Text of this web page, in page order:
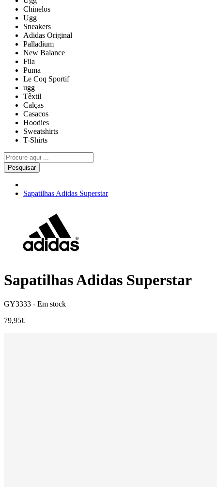
Chinelos
Ugg
Sneakers
Adidas Original
Palladium
New Balance
Fila
Puma
Le Coq Sportif
ugg
Têxtil
Calças
Casacos
Hoodies
Sweatshirts
T-Shirts
Pesquisar
Sapatilhas Adidas Superstar
Sapatilhas Adidas Superstar
GY3333 - Em stock
79,95€